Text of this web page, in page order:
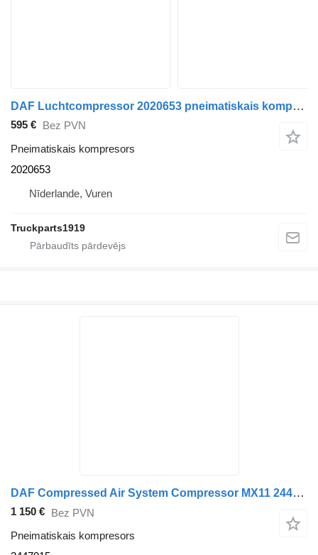
DAF Luchtcompressor 2020653 pneimatiskais kompresors paredzēts kravas automašīnas
595 € Bez PVN
Pneimatiskais kompresors
2020653
Nīderlande, Vuren
Truckparts1919
DAF Compressed Air System Compressor MX11 2447015 pneimatiskais kompresors paredzēts kravas automašīnas
1 150 € Bez PVN
Pneimatiskais kompresors